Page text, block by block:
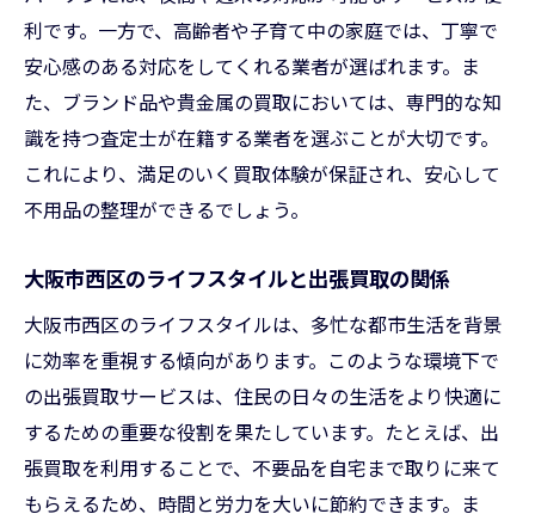
利です。一方で、高齢者や子育て中の家庭では、丁寧で
安心感のある対応をしてくれる業者が選ばれます。ま
た、ブランド品や貴金属の買取においては、専門的な知
識を持つ査定士が在籍する業者を選ぶことが大切です。
これにより、満足のいく買取体験が保証され、安心して
不用品の整理ができるでしょう。
大阪市西区のライフスタイルと出張買取の関係
大阪市西区のライフスタイルは、多忙な都市生活を背景
に効率を重視する傾向があります。このような環境下で
の出張買取サービスは、住民の日々の生活をより快適に
するための重要な役割を果たしています。たとえば、出
張買取を利用することで、不要品を自宅まで取りに来て
もらえるため、時間と労力を大いに節約できます。ま